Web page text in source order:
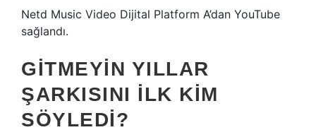
Netd Music Video Dijital Platform A’dan YouTube
sağlandı.
GITMEYIN YILLAR
ŞARKISINI ILK KIM
SÖYLEDI?